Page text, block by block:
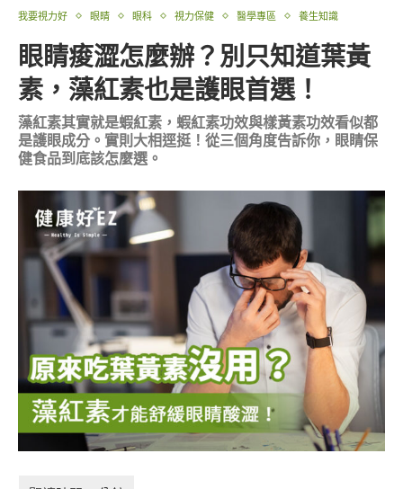
我要視力好
眼睛 眼科 視力保健 醫學專區 養生知識
眼睛痠澀怎麼辦？別只知道葉黃
素，藻紅素也是護眼首選！
藻紅素其實就是蝦紅素，蝦紅素功效與樣黃素功效看似都
是護眼成分。實則大相逕挺！從三個角度告訴你，眼睛保
健食品到底該怎麼選。